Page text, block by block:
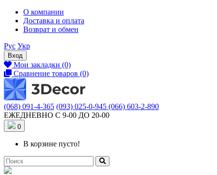
О компании
Доставка и оплата
Возврат и обмен
Рус Укр
Вход
Мои закладки (0)
Сравнение товаров (0)
(068) 091-4-365 (093) 025-0-945 (066) 603-2-890
ЕЖЕДНЕВНО С 9-00 ДО 20-00
0
В корзине пусто!